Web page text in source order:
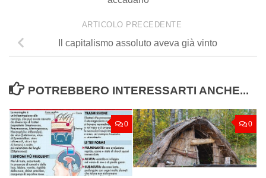
ARTICOLO PRECEDENTE
Il capitalismo assoluto aveva già vinto
POTREBBERO INTERESSARTI ANCHE...
0 0